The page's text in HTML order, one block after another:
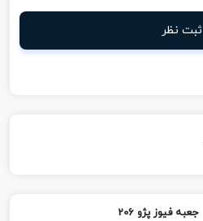
ثبت نظر
جعبه فیوز پژو 206